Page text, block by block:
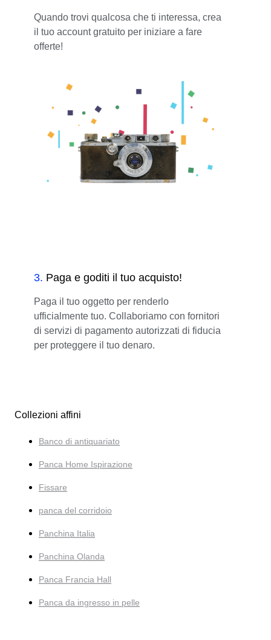
Quando trovi qualcosa che ti interessa, crea
il tuo account gratuito per iniziare a fare
offerte!
3. Paga e goditi il tuo acquisto!
Paga il tuo oggetto per renderlo
ufficialmente tuo. Collaboriamo con fornitori
di servizi di pagamento autorizzati di fiducia
per proteggere il tuo denaro.
Collezioni affini
Banco di antiquariato
Panca Home Ispirazione
Fissare
panca del corridoio
Panchina Italia
Panchina Olanda
Panca Francia Hall
Panca da ingresso in pelle